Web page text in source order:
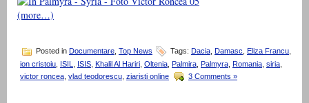
(more…)
Posted in Documentare Top News Tags: Dacia Damasc Eliza Francu
ion cristoiu, ISIL, ISIS, Khalil Al Hariri, Oltenia, Palmira, Palmyra, Romania, siria,
victor roncea vlad teodorescu ziaristi online 3 Comments »